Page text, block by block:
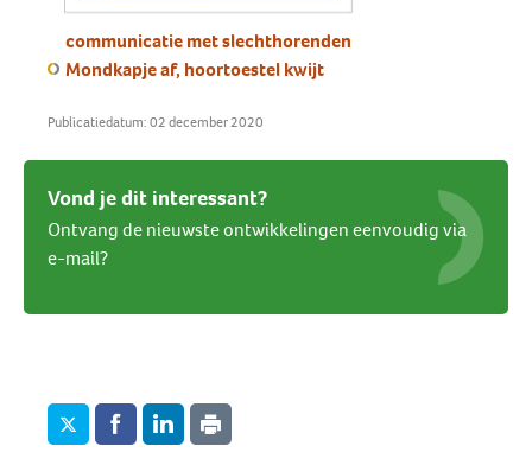
communicatie met slechthorenden
Mondkapje af, hoortoestel kwijt
Publicatiedatum: 02 december 2020
Vond je dit interessant?
Ontvang de nieuwste ontwikkelingen eenvoudig via
e-mail?